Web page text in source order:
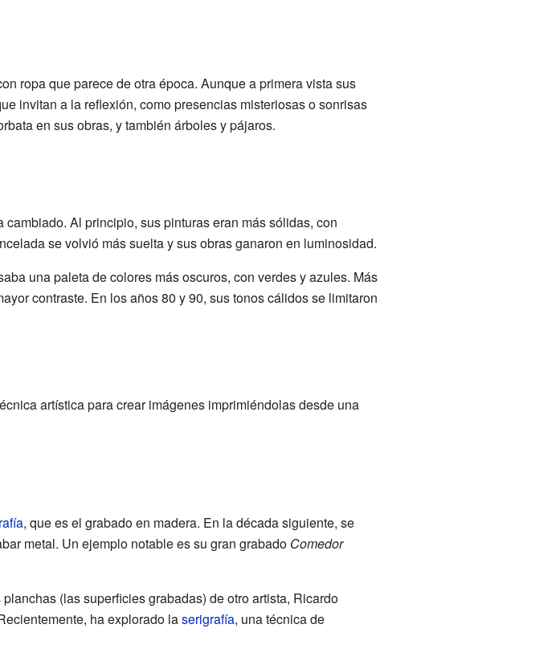
ropa que parece de otra época. Aunque a primera vista sus
invitan a la reflexión, como presencias misteriosas o sonrisas
en sus obras, y también árboles y pájaros.
Al principio, sus pinturas eran más sólidas, con
se volvió más suelta y sus obras ganaron en luminosidad.
una paleta de colores más oscuros, con verdes y azules. Más
contraste. En los años 80 y 90, sus tonos cálidos se limitaron
artística para crear imágenes imprimiéndolas desde una
, que es el grabado en madera. En la década siguiente, se
metal. Un ejemplo notable es su gran grabado Comedor
(las superficies grabadas) de otro artista, Ricardo
ha explorado laserigrafía, una técnica de